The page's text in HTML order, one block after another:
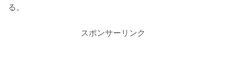
る。
スポンサーリンク